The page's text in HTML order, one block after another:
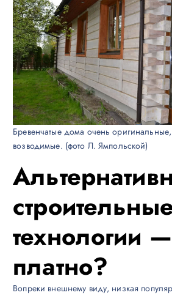
Бревенчатые дома очень
возводимые. (фото Л. Ямпольской)
технологии
платно?
Вопреки внешнему виду, низкая